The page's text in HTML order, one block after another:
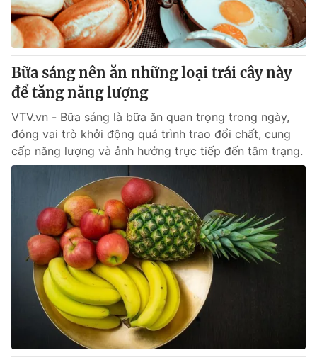
Thế giới đó đây
Câu chuyện quốc tế
Tài chính
Thị trường
Góc doanh nghiệp
Dữ liệu và đời sống
Truyền hình
Phim VTV
Hậu trường
Nhân vật
Giải sao mai
Giải trí
Điện ảnh
Đời sống
Làm đẹp
Chất lượng cuộc sống
Giáo dục
Tuyển sinh
Học trực tuyến
Công nghệ
Hitech Công nghệ tương lai
Sản phẩm
Thị trường
Tư vấn
Giao lưu trực tuyến
Lịch phát sóng
Bữa sáng nên ăn những loại trái cây này
để tăng năng lượng
VTV.vn - Bữa sáng là bữa ăn quan trọng trong ngày,
đóng vai trò khởi động quá trình trao đổi chất, cung
cấp năng lượng và ảnh hưởng trực tiếp đến tâm trạng.